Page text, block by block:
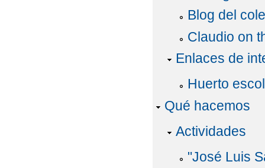
Blog del cole
Claudio on
Enlaces de
Huerto
Qué hacemos
Actividades
"José Luis